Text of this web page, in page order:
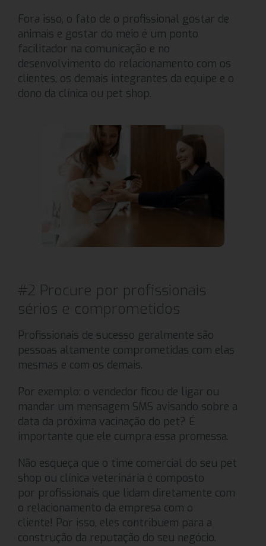
Fora isso, o fato de o profissional gostar de
animais e gostar do meio é um ponto
facilitador na comunicação e no
desenvolvimento do relacionamento com os
clientes, os demais integrantes da equipe e o
dono da clínica ou pet shop.
#2 Procure por profissionais
sérios e comprometidos
Profissionais de sucesso geralmente são
pessoas altamente comprometidas com elas
mesmas e com os demais.
Por exemplo: o vendedor ficou de ligar ou
mandar um mensagem SMS avisando sobre a
data da próxima vacinação do pet? É
importante que ele cumpra essa promessa.
Não esqueça que o time comercial do seu pet
shop ou clínica veterinária é composto
por profissionais que lidam diretamente com
o relacionamento da empresa com o
cliente! Por isso, eles contribuem para a
construção da reputação do seu negócio.